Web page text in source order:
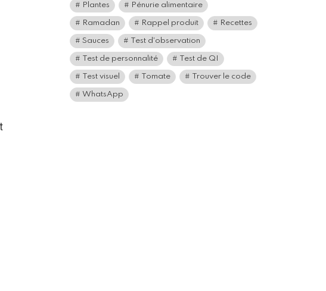
Plantes Pénurie alimentaire
Ramadan Rappel produit Recettes
Sauces Test d'observation
Test de personnalité Test de QI
Test visuel Tomate Trouver le code
WhatsApp